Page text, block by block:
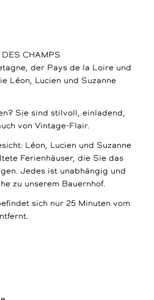
CHAMPS
der Pays de la Loire und
Léon, Lucien und Suzanne
Sie sind stilvoll, einladend,
von Vintage-Flair.
Léon, Lucien und Suzanne
Ferienhäuser, die Sie das
Jedes ist unabhängig und
zu unserem Bauernhof.
sich nur 25 Minuten vom